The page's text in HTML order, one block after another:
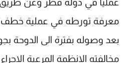
معرفة تورطه في عملية خطف
بعد وصوله بفترة الى الدوحة
مخالفته الانظمة المرعية